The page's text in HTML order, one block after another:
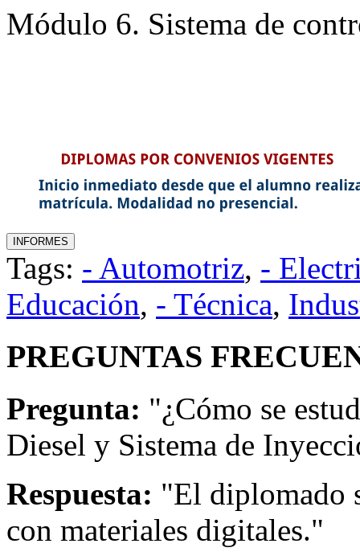
Módulo 6. Sistema de
Tags: - Automotriz, -
Educación, - Técnica,
PREGUNTAS
Pregunta: "¿Cómo se
Diesel y Sistema de
Respuesta: "El diplomado
con materiales digitales."